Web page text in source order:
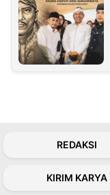
REDAKSI
KIRIM KARYA